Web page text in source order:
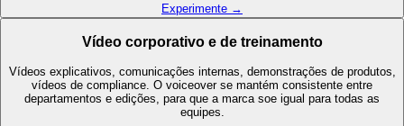
Experimente →
Vídeo corporativo e de treinamento
Vídeos explicativos, comunicações internas, demonstrações de produtos,
vídeos de compliance. O voiceover se mantém consistente entre
departamentos e edições, para que a marca soe igual para todas as
equipes.